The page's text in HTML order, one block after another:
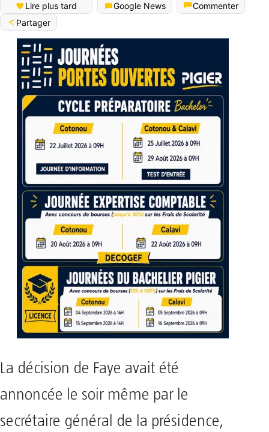
Lire plus tard Google News
Commenter
Partager
La décision de Faye avait été
annoncée le soir même par le
secrétaire général de la présidence,